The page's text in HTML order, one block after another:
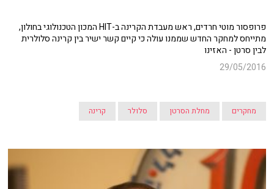
פרופסור מוטי חרדים, ראש מעבדת הקרינה ב-HIT המכון הטכנולוגי בחולון,
מתייחס למחקר החדש שממנו עולה כי קיים קשר ישיר בין קרינה סלולרית
לבין סרטן - האזינו
29/05/2016
מחקרים מחלת הסרטן סלולר קרינה